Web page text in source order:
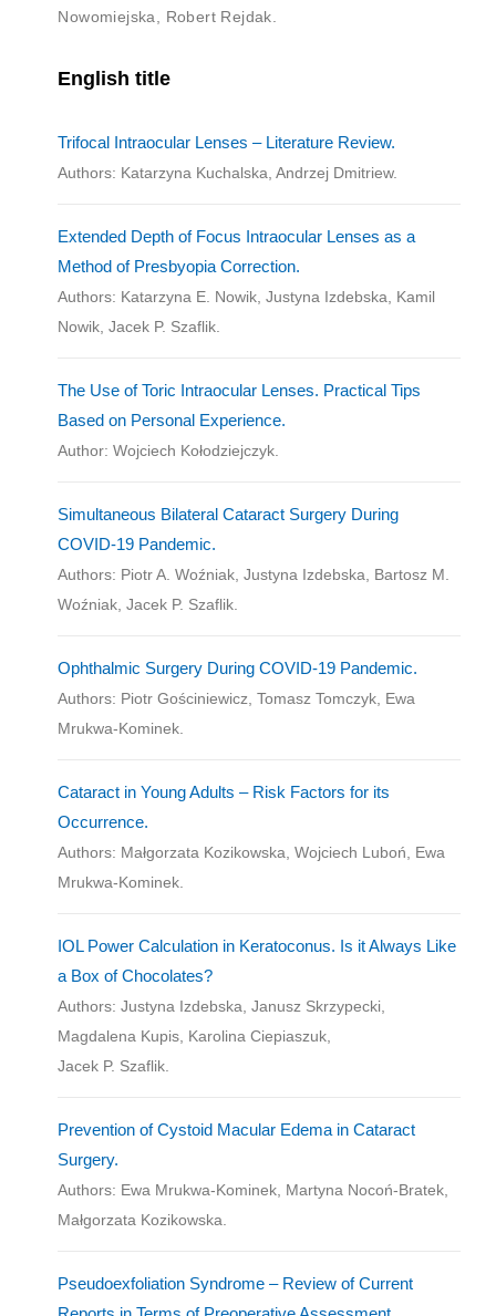
Nowomiejska, Robert Rejdak.
English title
Trifocal Intraocular Lenses – Literature Review.
Authors: Katarzyna Kuchalska, Andrzej Dmitriew.
Extended Depth of Focus Intraocular Lenses as a
Method of Presbyopia Correction.
Authors: Katarzyna E. Nowik, Justyna Izdebska, Kamil
Nowik, Jacek P. Szaflik.
The Use of Toric Intraocular Lenses. Practical Tips
Based on Personal Experience.
Author: Wojciech Kołodziejczyk.
Simultaneous Bilateral Cataract Surgery During
COVID-19 Pandemic.
Authors: Piotr A. Woźniak, Justyna Izdebska, Bartosz M.
Woźniak, Jacek P. Szaflik.
Ophthalmic Surgery During COVID-19 Pandemic.
Authors: Piotr Gościniewicz, Tomasz Tomczyk, Ewa
Mrukwa-Kominek.
Cataract in Young Adults – Risk Factors for its
Occurrence.
Authors: Małgorzata Kozikowska, Wojciech Luboń, Ewa
Mrukwa-Kominek.
IOL Power Calculation in Keratoconus. Is it Always Like
a Box of Chocolates?
Authors: Justyna Izdebska, Janusz Skrzypecki,
Magdalena Kupis, Karolina Ciepiaszuk,
Jacek P. Szaflik.
Prevention of Cystoid Macular Edema in Cataract
Surgery.
Authors: Ewa Mrukwa-Kominek, Martyna Nocoń-Bratek,
Małgorzata Kozikowska.
Pseudoexfoliation Syndrome – Review of Current